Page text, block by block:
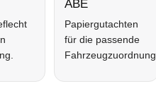
ABE
Papiergutachten
für die passende
Fahrzeugzuordnung.